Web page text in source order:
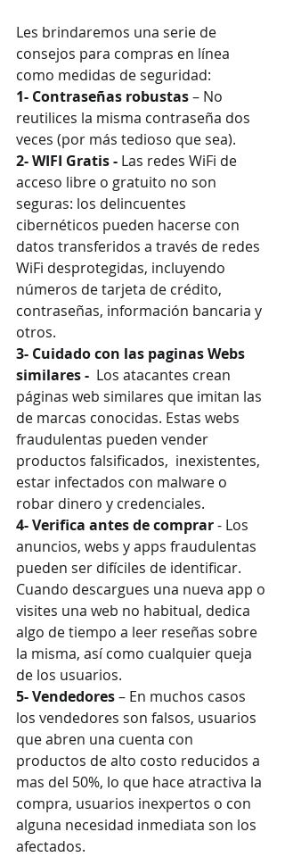
Les brindaremos una serie de
consejos para compras en línea
como medidas de seguridad:
1- Contraseñas robustas – No
reutilices la misma contraseña dos
veces (por más tedioso que sea).
2- WIFI Gratis - Las redes WiFi de
acceso libre o gratuito no son
seguras: los delincuentes
cibernéticos pueden hacerse con
datos transferidos a través de redes
WiFi desprotegidas, incluyendo
números de tarjeta de crédito,
contraseñas, información bancaria y
otros.
3- Cuidado con las paginas Webs
similares - Los atacantes crean
páginas web similares que imitan las
de marcas conocidas. Estas webs
fraudulentas pueden vender
productos falsificados,  inexistentes,
estar infectados con malware o
robar dinero y credenciales.
4- Verifica antes de comprar - Los
anuncios, webs y apps fraudulentas
pueden ser difíciles de identificar.
Cuando descargues una nueva app o
visites una web no habitual, dedica
algo de tiempo a leer reseñas sobre
la misma, así como cualquier queja
de los usuarios.
5- Vendedores – En muchos casos
los vendedores son falsos, usuarios
que abren una cuenta con
productos de alto costo reducidos a
mas del 50%, lo que hace atractiva la
compra, usuarios inexpertos o con
alguna necesidad inmediata son los
afectados.